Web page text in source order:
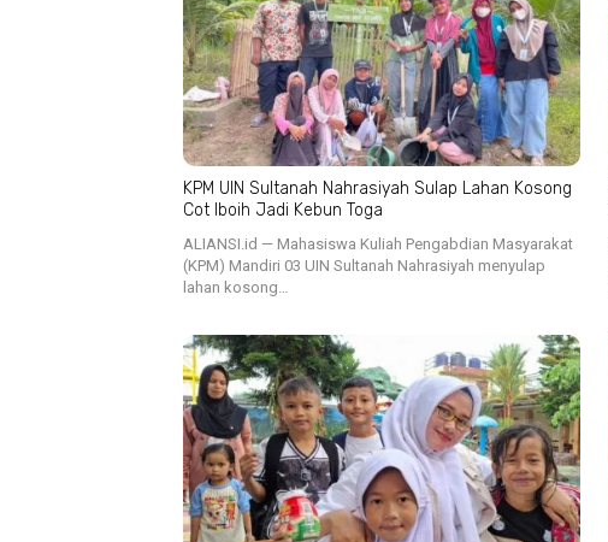
KPM UIN Sultanah Nahrasiyah Sulap Lahan Kosong
Cot Iboih Jadi Kebun Toga
ALIANSI.id — Mahasiswa Kuliah Pengabdian Masyarakat
(KPM) Mandiri 03 UIN Sultanah Nahrasiyah menyulap
lahan kosong…